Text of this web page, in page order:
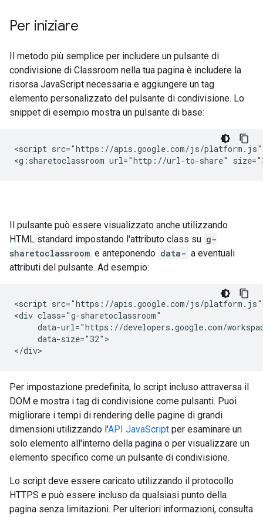
Per iniziare
Il metodo più semplice per includere un pulsante di
condivisione di Classroom nella tua pagina è includere la
risorsa JavaScript necessaria e aggiungere un tag
elemento personalizzato del pulsante di condivisione. Lo
snippet di esempio mostra un pulsante di base:
<script src="https://apis.google.com/js/platform.js"
Il pulsante può essere visualizzato anche utilizzando
HTML standard impostando l'attributo class su g-
sharetoclassroom e anteponendo data- a eventuali
attributi del pulsante. Ad esempio:
<script src="https://apis.google.com/js/platform.js"
<div class="g-sharetoclassroom"
data-url="https://developers.google.com/
     data-size="32">
Per impostazione predefinita, lo script incluso attraversa il
DOM e mostra i tag di condivisione come pulsanti. Puoi
migliorare i tempi di rendering delle pagine di grandi
dimensioni utilizzando l'API JavaScript per esaminare un
solo elemento all'interno della pagina o per visualizzare un
elemento specifico come un pulsante di condivisione.
Lo script deve essere caricato utilizzando il protocollo
HTTPS e può essere incluso da qualsiasi punto della
pagina senza limitazioni. Per ulteriori informazioni, consulta